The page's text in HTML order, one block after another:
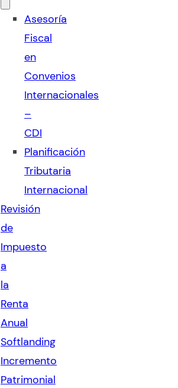
Asesoría
Fiscal
en
Convenios
Internacionales
–
CDI
Planificación
Tributaria
Internacional
Revisión
de
Impuesto
a
la
Renta
Anual
Softlanding
Incremento
Patrimonial